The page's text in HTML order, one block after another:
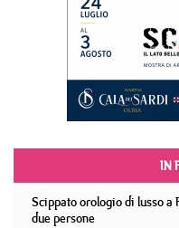
IN
Scippato orologio di lusso
due persone